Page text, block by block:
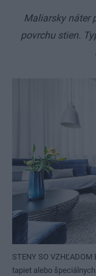
Maliarsky náter
povrchu stien.
STENY SO
tapiet alebo